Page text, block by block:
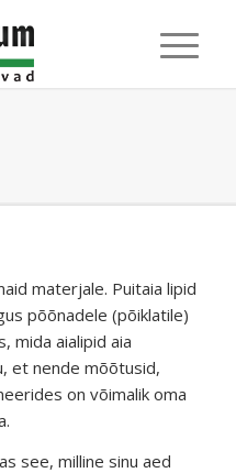
materjale. Puitaia lipid
põõnadele (põiklatile)
mida aialipid aia
et nende mõõtusid,
on võimalik oma
see, milline sinu aed